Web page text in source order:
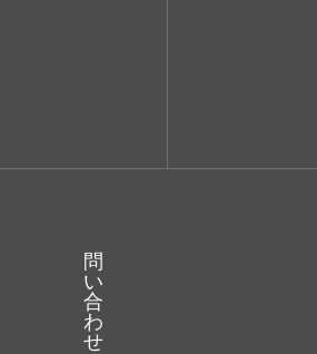
問
い
合
わ
せ